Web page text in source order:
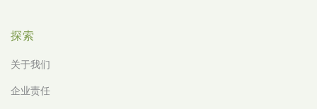
探索
关于我们
企业责任